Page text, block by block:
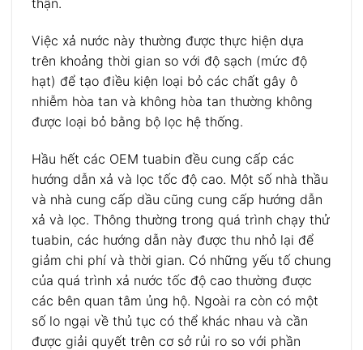
thận.
Việc xả nước này thường được thực hiện dựa
trên khoảng thời gian so với độ sạch (mức độ
hạt) để tạo điều kiện loại bỏ các chất gây ô
nhiễm hòa tan và không hòa tan thường không
được loại bỏ bằng bộ lọc hệ thống.
Hầu hết các OEM tuabin đều cung cấp các
hướng dẫn xả và lọc tốc độ cao. Một số nhà thầu
và nhà cung cấp dầu cũng cung cấp hướng dẫn
xả và lọc. Thông thường trong quá trình chạy thử
tuabin, các hướng dẫn này được thu nhỏ lại để
giảm chi phí và thời gian. Có những yếu tố chung
của quá trình xả nước tốc độ cao thường được
các bên quan tâm ủng hộ. Ngoài ra còn có một
số lo ngại về thủ tục có thể khác nhau và cần
được giải quyết trên cơ sở rủi ro so với phần